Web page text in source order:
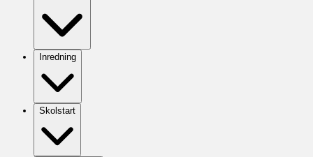
Inredning
Skolstart